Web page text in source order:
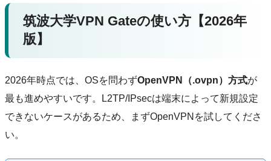
筑波大学VPN Gateの使い方【2026年
版】
2026年時点では、OSを問わずOpenVPN（.ovpn）方式が
最も進めやすいです。L2TP/IPsecは端末によって新規設定
できないケースがあるため、まずOpenVPNを試してくださ
い。